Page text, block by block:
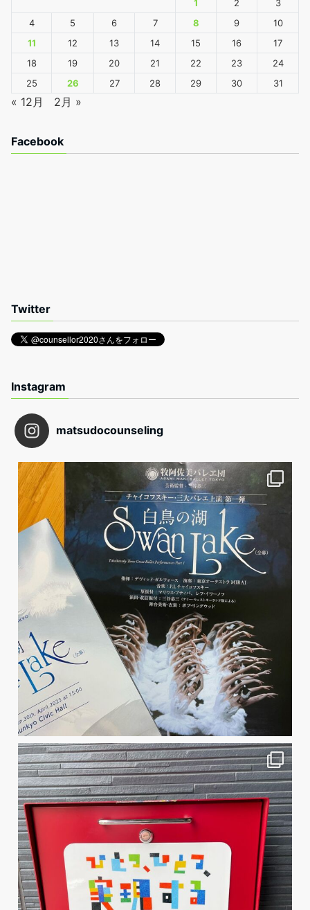
1 2
3
4
5 6 7 8 9
10
11
12 13 14 15 16
17
18
19 20 21 22 23
24
25
26 27 28 29 30 31
« 12月 2月 »
Facebook
Twitter
Instagram
matsudocounseling